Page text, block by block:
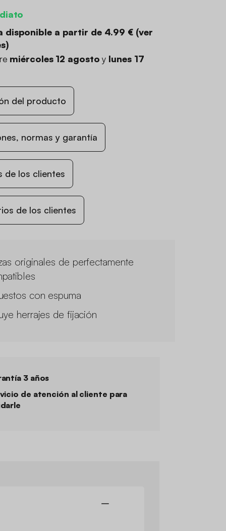
disponible a partir de 4.99 € (ver
)
miércoles 12 agostoy lunes 17
del producto
normas y garantía
de los clientes
de los clientes
originales de perfectamente
con espuma
herrajes de fijación
3 años
de atención al cliente para